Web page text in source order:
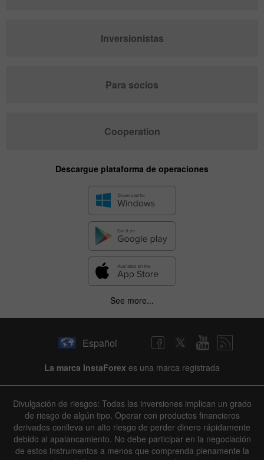
Inversionistas
Para socios
Cooperation
Descargue plataforma de operaciones
See more...
Español
La marca InstaForex es una marca registrada
Divulgación de riesgos: Todas las inversiones implican un grado
de riesgo de algún tipo. Operar con productos financieros
derivados conlleva un alto riesgo de perder dinero rápidamente
debido al apalancamiento. No debe participar en la negociación
de estos instrumentos a menos que comprenda plenamente la